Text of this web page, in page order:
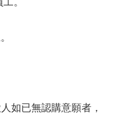
如已無認購意願者，